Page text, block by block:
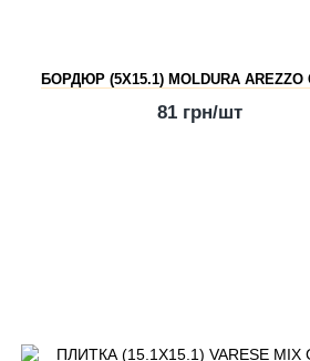
БОРДЮР (5Х15.1) MOLDURA AREZZO
81 грн/шт